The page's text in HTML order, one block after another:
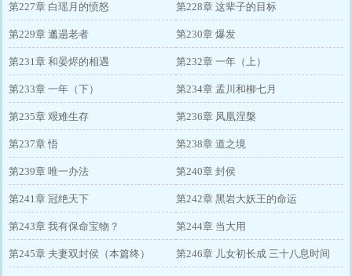
第227章 白瑶月的愤怒 第228章 这辈子的目标
第229章 邋遢老者 第230章 爆发
第231章 和晏烬的相遇 第232章 一年（上）
第233章 一年（下） 第234章 孟川和柳七月
第235章 艰难生存 第236章 凤凰涅槃
第237章 悟 第238章 道之境
第239章 唯一办法 第240章 封侯
第241章 冠绝天下 第242章 黑岩大妖王的命运
第243章 我有保命宝物？ 第244章 当大用
第245章 夫妻双封侯（本篇终） 第246章 儿女初长成 三十八息时间